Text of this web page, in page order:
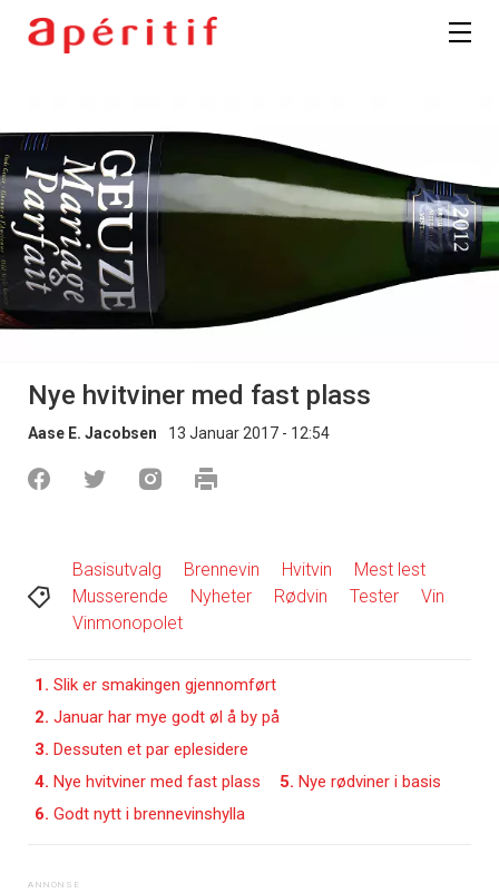
Nye hvitviner med fast plass
Aase E. Jacobsen 13 Januar 2017 - 12:54
Basisutvalg Brennevin Hvitvin
Mest lest
Musserende
Nyheter Rødvin Tester
Vin
Vinmonopolet
1. Slik er smakingen gjennomført
2. Januar har mye godt øl å by på
3. Dessuten et par eplesidere
4. Nye hvitviner med fast plass 5. Nye rødviner i basis
6. Godt nytt i brennevinshylla